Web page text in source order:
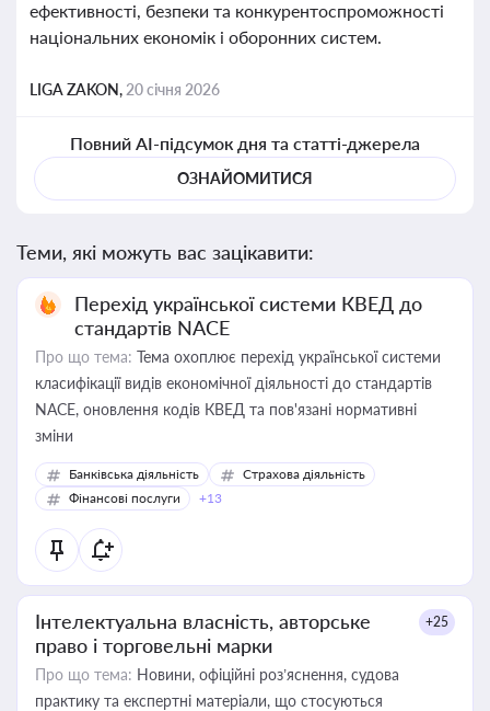
ефективності, безпеки та конкурентоспроможності
національних економік і оборонних систем.
LIGA ZAKON, 20 січня 2026
Повний AI-підсумок дня та статті-джерела
ОЗНАЙОМИТИСЯ
Теми, які можуть вас зацікавити:
Перехід української системи КВЕД до
стандартів NACE
Про що тема: Тема охоплює перехід української системи
класифікації видів економічної діяльності до стандартів
NACE, оновлення кодів КВЕД та пов'язані нормативні
зміни
Банківська діяльність
Страхова діяльність
Фінансові послуги
+13
Інтелектуальна власність, авторське
право і торговельні марки
+25
Про що тема: Новини, офіційні роз’яснення, судова
практику та експертні матеріали, що стосуються